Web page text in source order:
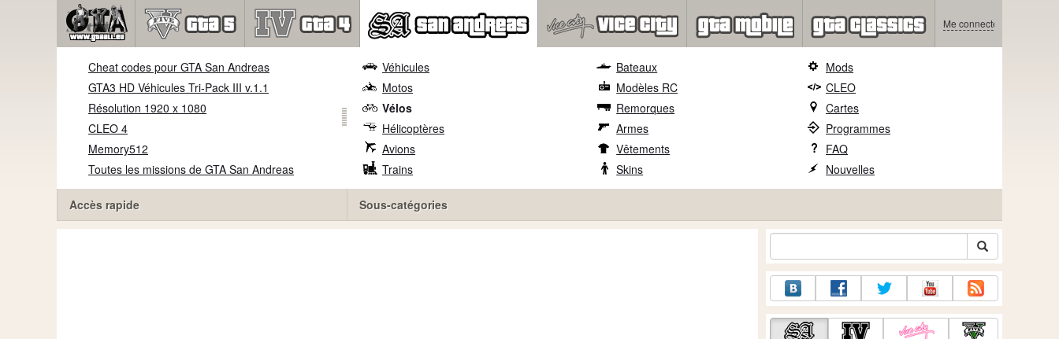
Me connecter
Cheat codes pour GTA San Andreas
GTA3 HD Véhicules Tri-Pack III v.1.1
Résolution 1920 x 1080
CLEO 4
Memory512
Toutes les missions de GTA San Andreas
Accès rapide
Véhicules
Motos
Vélos
Hélicoptères
Avions
Trains
Bateaux
Modèles RC
Remorques
Armes
Vêtements
Skins
Mods
CLEO
Cartes
Programmes
FAQ
Nouvelles
Sous-catégories